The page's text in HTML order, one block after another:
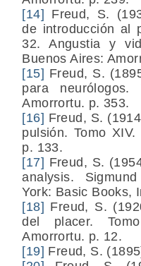
[14] Freud, S.
de introducción al
32. Angustia y
Buenos Aires:
[15] Freud, S.
para
Amorrortu. p. 353.
[16] Freud, S.
pulsión. Tomo
p. 133.
[17] Freud, S.
analysis.
York: Basic Books,
[18] Freud, S.
del placer.
Amorrortu. p. 12.
[19] Freud, S.